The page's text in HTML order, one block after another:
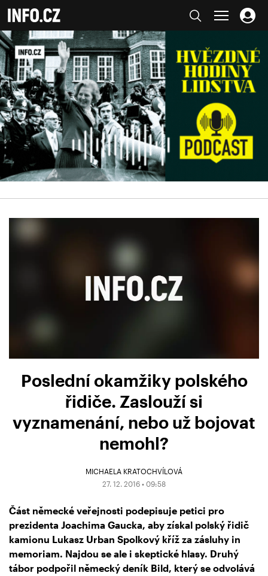
Poslední okamžiky polského
řidiče. Zaslouží si
vyznamenání, nebo už bojovat
nemohl?
MICHAELA KRATOCHVÍLOVÁ
27. 12. 2016 • 09:58
Část německé veřejnosti podepisuje petici pro
prezidenta Joachima Gaucka, aby získal polský řidič
kamionu Lukasz Urban Spolkový kříž za zásluhy in
memoriam. Najdou se ale i skeptické hlasy. Druhý
tábor podpořil německý deník Bild, který se odvolává